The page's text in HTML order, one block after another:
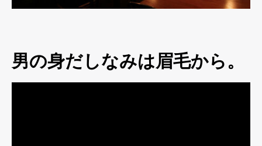
男の身だしなみは眉毛から。